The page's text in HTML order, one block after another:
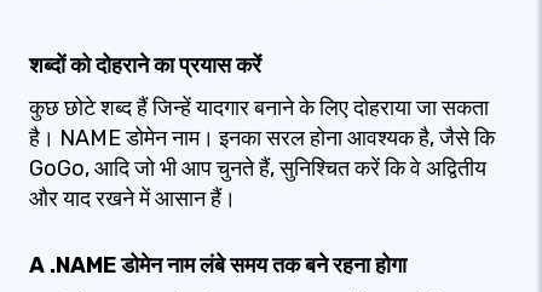
शब्दों को दोहराने का प्रयास करें
कुछ छोटे शब्द हैं जिन्हें यादगार बनाने के लिए दोहराया जा सकता
है। NAME डोमेन नाम। इनका सरल होना आवश्यक है, जैसे कि
GoGo, आदि जो भी आप चुनते हैं, सुनिश्चित करें कि वे अद्वितीय
और याद रखने में आसान हैं।
A .NAME डोमेन नाम लंबे समय तक बने रहना होगा